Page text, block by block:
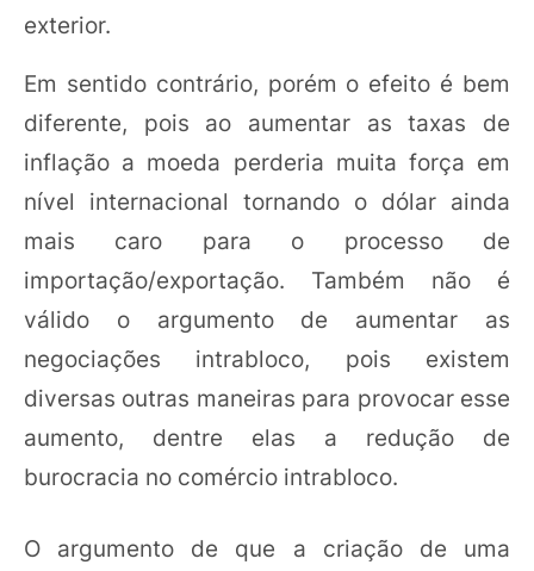
exterior.
Em sentido contrário, porém o efeito é bem
diferente, pois ao aumentar as taxas de
inflação a moeda perderia muita força em
nível internacional tornando o dólar ainda
mais caro para o processo de
importação/exportação. Também não é
válido o argumento de aumentar as
negociações intrabloco, pois existem
diversas outras maneiras para provocar esse
aumento, dentre elas a redução de
burocracia no comércio intrabloco.
O argumento de que a criação de uma